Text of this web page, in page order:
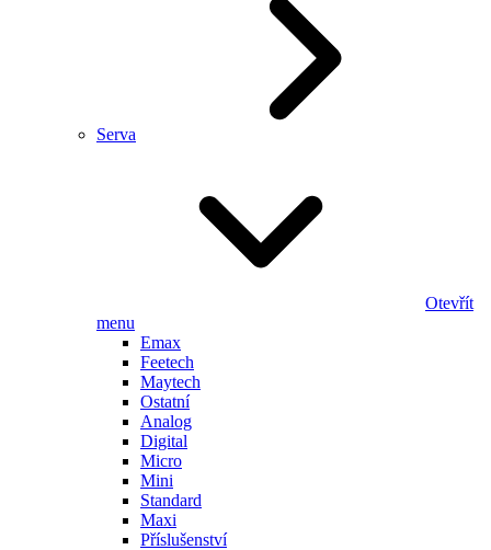
Serva
Otevřít
menu
Emax
Feetech
Maytech
Ostatní
Analog
Digital
Micro
Mini
Standard
Maxi
Příslušenství